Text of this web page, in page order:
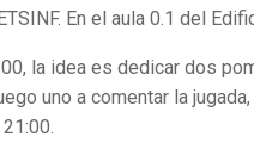
En el aula 0.1 del
la idea es dedicar dos
uno a comentar la